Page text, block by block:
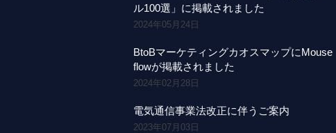
ル100選」に掲載されました
2024年05月24日
BtoBマーケティングカオスマップにMouse
flowが掲載されました
2024年02月28日
電気通信事業法改正に伴うご案内
2023年07月03日